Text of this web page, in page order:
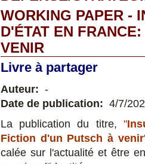
WORKING PAPER -
D'ÉTAT EN
VENIR
Livre à partager
Auteur: -
Date de publication: 4/7/
La publication du titre, "
Fiction d'un Putsch à venir
calée sur l'actualité et être